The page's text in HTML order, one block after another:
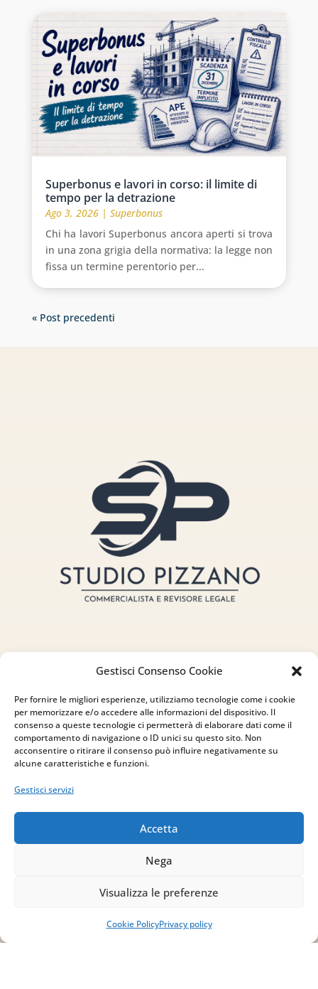
Gestisci Consenso Cookie
Per fornire le migliori esperienze, utilizziamo tecnologie come i cookie
per memorizzare e/o accedere alle informazioni del dispositivo. Il
consenso a queste tecnologie ci permetterà di elaborare dati come il
comportamento di navigazione o ID unici su questo sito. Non
acconsentire o ritirare il consenso può influire negativamente su
alcune caratteristiche e funzioni.
Gestisci servizi
Accetta
Nega
Visualizza le preferenze
Cookie PolicyPrivacy policy
Superbonus e lavori in corso: il limite di
tempo per la detrazione
Ago 3, 2026| Superbonus
Chi ha lavori Superbonus ancora aperti si trova
in una zona grigia della normativa: la legge non
fissa un termine perentorio per...
« Post precedenti
via Sant’Alessio, 5
83030 Venticano (AV)
P.IVA
NEWSLETTER